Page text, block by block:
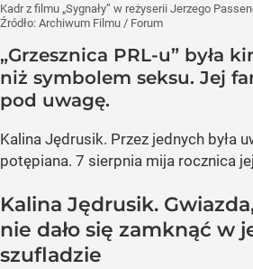
Kadr z filmu „Sygnały” w reżyserii Jerzego
Źródło: Archiwum Filmu / Forum
„Grzesznica PRL-u” była
niż symbolem seksu. Jej
pod uwagę.
Kalina Jędrusik. Przez jednych była
potępiana. 7 sierpnia mija rocznica
Kalina Jędrusik.
nie dało się zamknąć w
szufladzie